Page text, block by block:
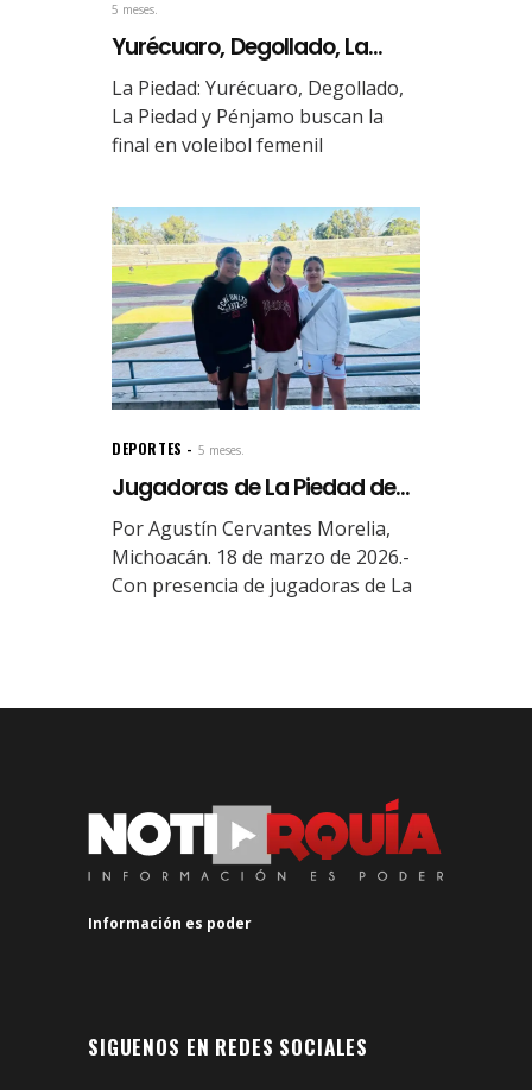
5 meses.
Yurécuaro, Degollado, La...
La Piedad: Yurécuaro, Degollado,
La Piedad y Pénjamo buscan la
final en voleibol femenil
DEPORTES 5 meses.
Jugadoras de La Piedad de...
Por Agustín Cervantes Morelia,
Michoacán. 18 de marzo de 2026.-
Con presencia de jugadoras de La
Información es poder
SIGUENOS EN REDES SOCIALES